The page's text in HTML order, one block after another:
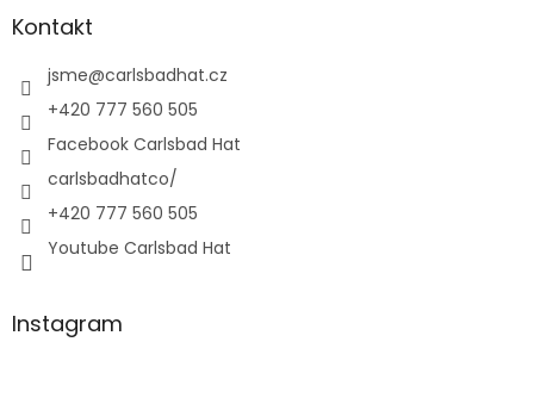
Kontakt
jsme@carlsbadhat.cz
+420 777 560 505
Facebook Carlsbad Hat
carlsbadhatco/
+420 777 560 505
Youtube Carlsbad Hat
Instagram